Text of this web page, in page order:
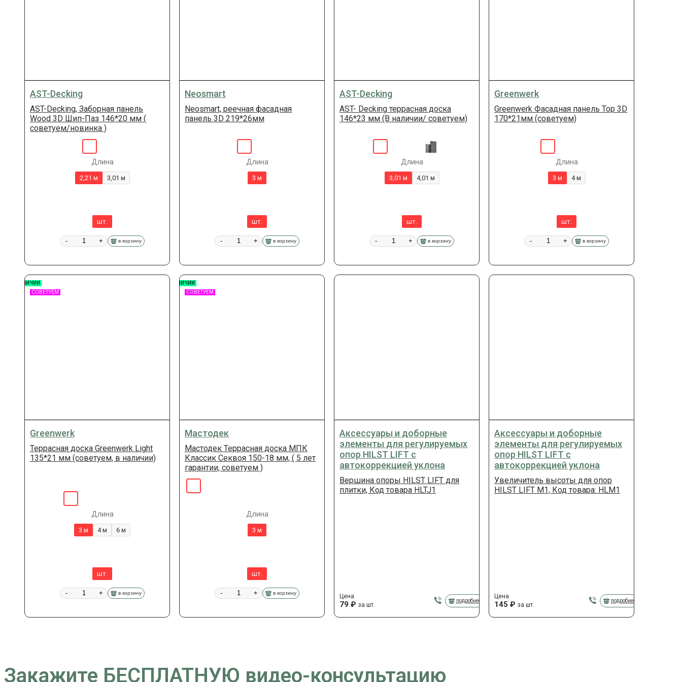
AST-Decking
AST-Decking, Заборная панель
Wood 3D Шип-Паз 146*20 мм (
советуем/новинка )
Длина
2,21 м 3,01 м
шт.
- + в корзину
Neosmart
Neosmart, реечная фасадная
панель 3D 219*26мм
Длина
3 м
шт.
- + в корзину
AST-Decking
AST- Decking террасная доска
146*23 мм (В наличии/ советуем)
Длина
3,01 м 4,01 м
шт.
- + в корзину
Greenwerk
Greenwerk Фасадная панель Top 3D
170*21мм (советуем)
Длина
3 м 4 м
шт.
- + в корзину
СОВЕТУЕМ
В НАЛИЧИИ
Greenwerk
Террасная доска Greenwerk Light
135*21 мм (советуем, в наличии)
Длина
3 м 4 м 6 м
шт.
- + в корзину
СОВЕТУЕМ
В НАЛИЧИИ
Мастодек
Мастодек Террасная доска МПК
Классик Секвоя 150-18 мм, ( 5 лет
гарантии, советуем )
Длина
3 м
шт.
- + в корзину
Аксессуары и доборные
элементы для регулируемых
опор HILST LIFT с
автокоррекцией уклона
Вершина опоры HILST LIFT для
плитки, Код товара HLTJ1
Цена
79 ₽ за шт.
подробнее
Аксессуары и доборные
элементы для регулируемых
опор HILST LIFT с
автокоррекцией уклона
Увеличитель высоты для опор
HILST LIFT M1, Код товара: HLM1
Цена
145 ₽ за шт.
подробнее
Закажите БЕСПЛАТНУЮ видео-консультацию